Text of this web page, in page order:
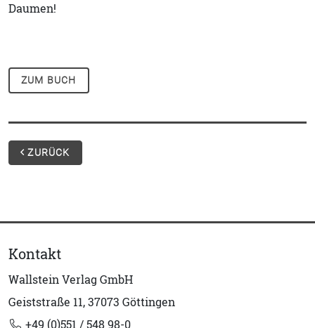
Daumen!
ZUM BUCH
ZURÜCK
Kontakt
Wallstein Verlag GmbH
Geiststraße 11, 37073 Göttingen
+49 (0)551 / 548 98-0